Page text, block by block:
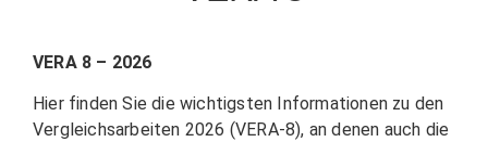
VERA 8 – 2026
Hier finden Sie die wichtigsten Informationen zu den
Vergleichsarbeiten 2026 (VERA-8), an denen auch die